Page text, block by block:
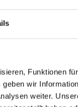
Funktionen
wir
weiter.
- 11:00 Uhr